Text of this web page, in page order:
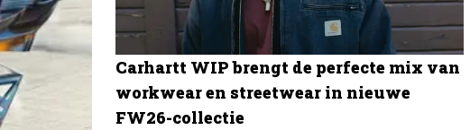
Carhartt WIP brengt de perfecte mix van
workwear en streetwear in nieuwe
FW26-collectie